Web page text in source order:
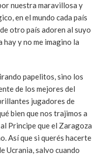
nuestra maravillosa y
en el mundo cada país
otro país adoren al suyo
hay y no me imagino la
papelitos, sino los
de los mejores del
jugadores de
bien que nos trajimos a
Principe que el Zaragoza
Así que si querés hacerte
Ucrania, salvo cuando